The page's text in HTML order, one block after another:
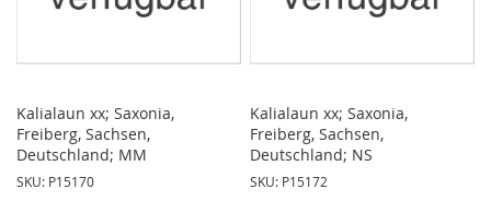
Kalialaun xx; Saxonia,
Freiberg, Sachsen,
Deutschland; MM
SKU: P15170
Kalialaun xx; Saxonia,
Freiberg, Sachsen,
Deutschland; NS
SKU: P15172